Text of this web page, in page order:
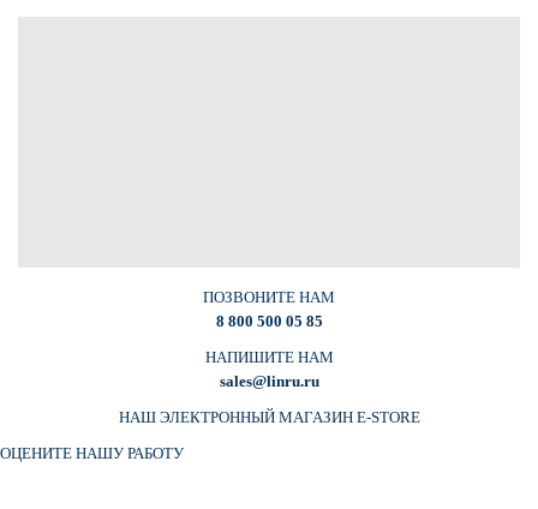
ПОЗВОНИТЕ НАМ
8 800 500 05 85
НАПИШИТЕ НАМ
sales@linru.ru
НАШ ЭЛЕКТРОННЫЙ МАГАЗИН E-STORE
ОЦЕНИТЕ НАШУ РАБОТУ